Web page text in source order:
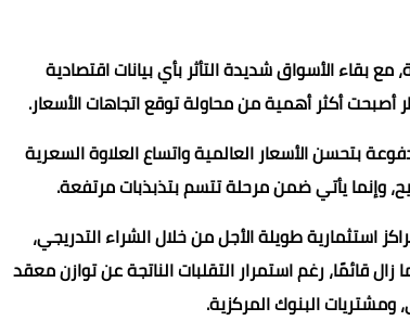
بقاء الأسواق شديدة التأثر بأي بيانات اقتصادية
أصبحت أكثر أهمية من محاولة توقع اتجاهات الأسعار.
بتحسن الأسعار العالمية واتساع العلاوة السعرية
وإنما يأتي ضمن مرحلة تتسم بتذبذبات مرتفعة.
استثمارية طويلة الأجل من خلال الشراء التدريجي،
قائمًا، رغم استمرار التقلبات الناتجة عن توازن معقد
ومشتريات البنوك المركزية.